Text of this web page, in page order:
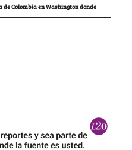
de Colombia en Washington donde